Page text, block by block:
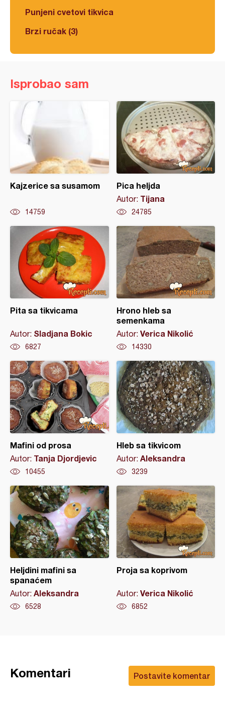
Punjeni cvetovi tikvica
Brzi ručak (3)
Isprobao sam
Kajzerice sa susamom
14759
Pica heljda
Autor: Tijana
24785
Pita sa tikvicama
Autor: Sladjana Bokic
6827
Hrono hleb sa
semenkama
Autor: Verica Nikolić
14330
Mafini od prosa
Autor: Tanja Djordjevic
10455
Hleb sa tikvicom
Autor: Aleksandra
3239
Heljdini mafini sa
spanaćem
Autor: Aleksandra
6528
Proja sa koprivom
Autor: Verica Nikolić
6852
Postavite komentar
Komentari